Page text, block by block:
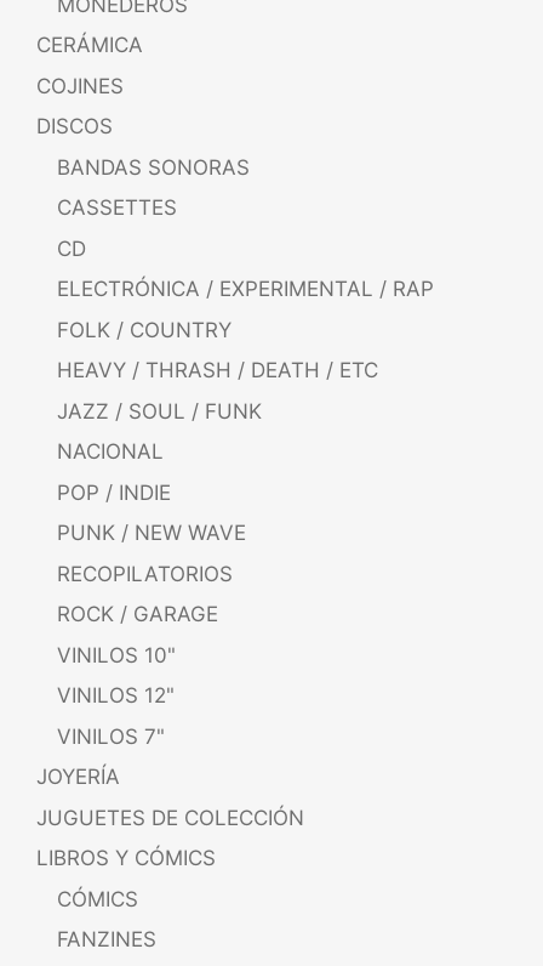
CERÁMICA
COJINES
DISCOS
BANDAS SONORAS
CASSETTES
CD
ELECTRÓNICA / EXPERIMENTAL / RAP
FOLK / COUNTRY
HEAVY / THRASH / DEATH / ETC
JAZZ / SOUL / FUNK
NACIONAL
POP / INDIE
PUNK / NEW WAVE
RECOPILATORIOS
ROCK / GARAGE
VINILOS 10"
VINILOS 12"
VINILOS 7"
JOYERÍA
JUGUETES DE COLECCIÓN
LIBROS Y CÓMICS
CÓMICS
FANZINES